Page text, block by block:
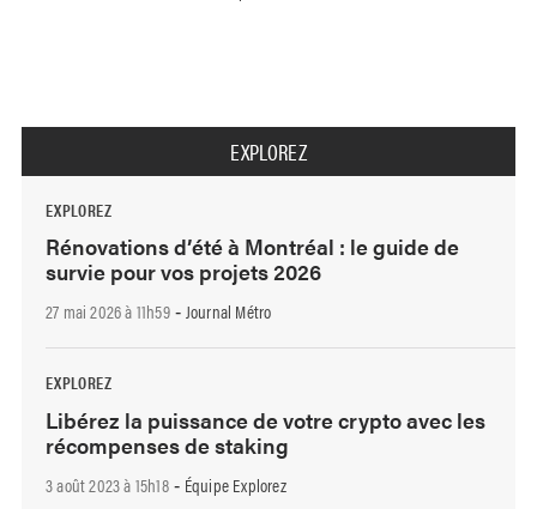
EXPLOREZ
EXPLOREZ
Rénovations d’été à Montréal : le guide de
survie pour vos projets 2026
27 mai 2026 à 11h59- Journal Métro
EXPLOREZ
Libérez la puissance de votre crypto avec les
récompenses de staking
3 août 2023 à 15h18- Équipe Explorez